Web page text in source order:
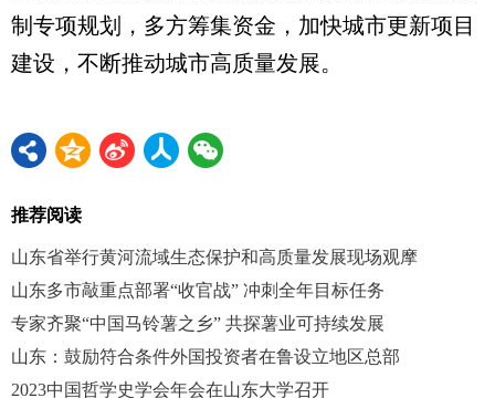
制专项规划，多方筹集资金，加快城市更新项目
建设，不断推动城市高质量发展。
推荐阅读
山东省举行黄河流域生态保护和高质量发展现场观摩
山东多市敲重点部署“收官战” 冲刺全年目标任务
专家齐聚“中国马铃薯之乡” 共探薯业可持续发展
山东：鼓励符合条件外国投资者在鲁设立地区总部
2023中国哲学史学会年会在山东大学召开